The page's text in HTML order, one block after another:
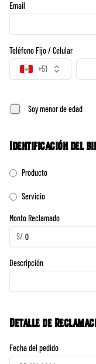
Email
Teléfono Fijo / Celular
+51
Soy menor de edad
Identificación del
Producto
Servicio
Monto Reclamado
S/
Descripción
Detalle de
Fecha del pedido